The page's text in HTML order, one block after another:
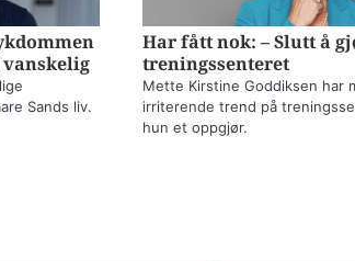
vanskelig
Sands liv.
Har fått nok: – Slutt å
treningssenteret
Mette Kirstine Goddiksen har
irriterende trend på
hun et oppgjør.